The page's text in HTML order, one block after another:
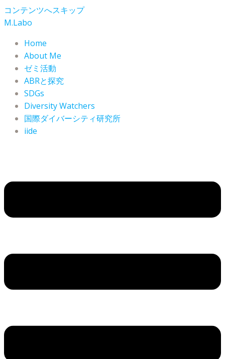
コンテンツへスキップ
M.Labo
Home
About Me
ゼミ活動
ABRと探究
SDGs
Diversity Watchers
国際ダイバーシティ研究所
iide